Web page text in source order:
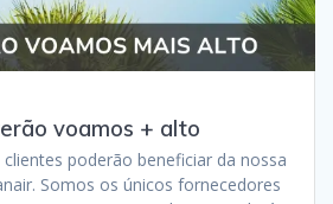
voamos + alto
poderão beneficiar da nossa
Somos os únicos fornecedores